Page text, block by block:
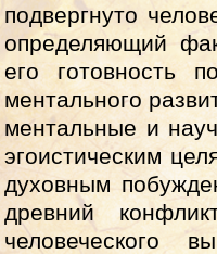
подвергнуто
определяющий
его готовность
ментального
ментальные и
эгоистическим
духовным
древний